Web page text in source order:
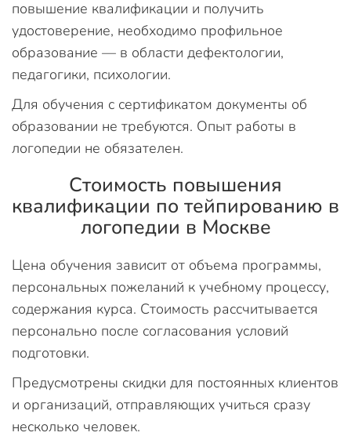
повышение квалификации и получить
удостоверение, необходимо профильное
образование — в области дефектологии,
педагогики, психологии.
Для обучения с сертификатом документы об
образовании не требуются. Опыт работы в
логопедии не обязателен.
Стоимость повышения
квалификации по тейпированию в
логопедии в Москве
Цена обучения зависит от объема программы,
персональных пожеланий к учебному процессу,
содержания курса. Стоимость рассчитывается
персонально после согласования условий
подготовки.
Предусмотрены скидки для постоянных клиентов
и организаций, отправляющих учиться сразу
несколько человек.